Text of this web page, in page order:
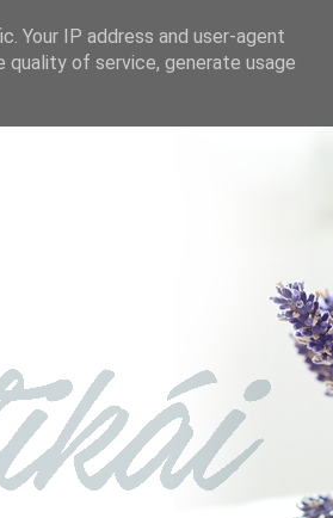
Your IP address and user-agent
quality of service, generate usage